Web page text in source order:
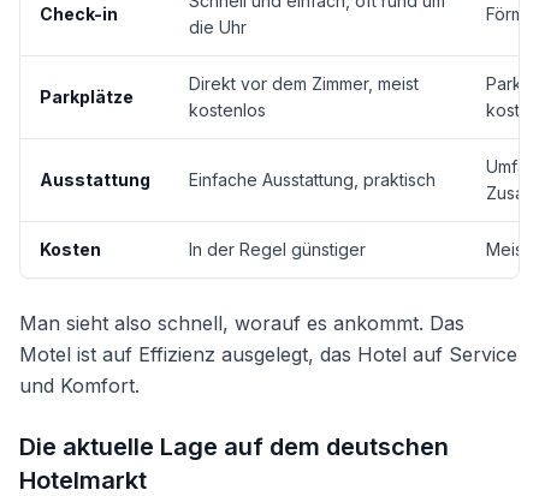
Check-in
die Uhr
Parkplätze
Direkt vor dem Zimmer, meist
kostenlos
Ausstattung Einfache Ausstattung, praktisch
Kosten In der Regel günstiger Meist
Man sieht also schnell, worauf es ankommt. Das
Motel ist auf Effizienz ausgelegt, das Hotel auf Service
und Komfort.
Die aktuelle Lage auf dem deutschen
Hotelmarkt